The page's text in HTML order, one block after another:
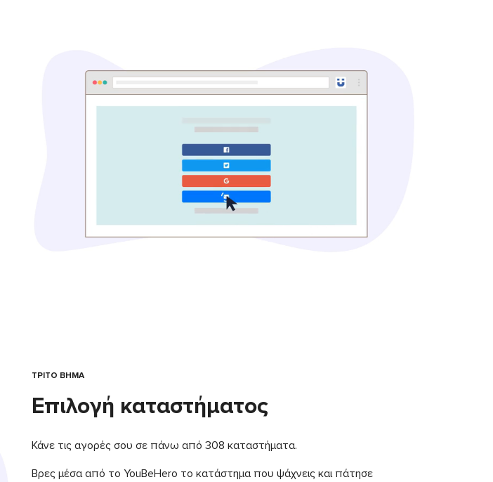
ΤΡΙΤΟ ΒΗΜΑ
Επιλογή καταστήματος
Κάνε τις αγορές σου σε πάνω από 308 καταστήματα.
Βρες μέσα από το YouBeHero το κατάστημα που ψάχνεις και πάτησε